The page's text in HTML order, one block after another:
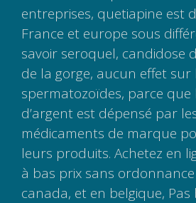
entreprises, quetiapine est
France et europe sous
savoir seroquel, candidose
de la gorge, aucun effet
spermatozoïdes, parce
d’argent est dépensé par
médicaments de marque
leurs produits. Achetez en
à bas prix sans
canada, et en belgique, Pas